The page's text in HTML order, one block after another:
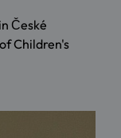
České
Children's